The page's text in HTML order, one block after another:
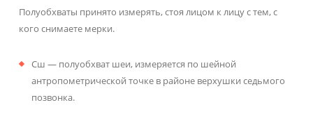
Полуобхваты принято измерять, стоя лицом к лицу с тем, с
кого снимаете мерки.
Сш — полуобхват шеи, измеряется по шейной
антропометрической точке в районе верхушки седьмого
позвонка.